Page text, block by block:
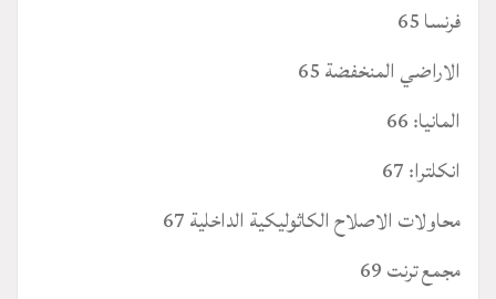
فرنسا 65
الاراضي المنخفضة 65
المانيا: 66
انكلترا: 67
محاولات الاصلاح الكاثوليكية الداخلية 67
مجمع ترنت 69